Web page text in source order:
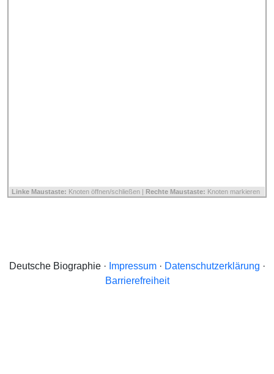
Linke Maustaste: Knoten öffnen/schließen | Rechte Maustaste: Knoten markieren
Deutsche Biographie · Impressum· Datenschutzerklärung ·
Barrierefreiheit